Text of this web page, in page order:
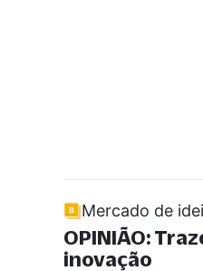
Mercado de
OPINIÃO:
inovação